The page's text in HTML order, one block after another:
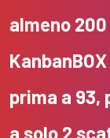
almeno
prima a 93,
a solo 2